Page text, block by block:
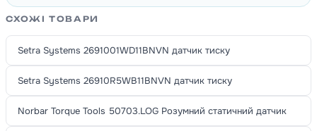
СХОЖІ ТОВАРИ
Setra Systems 2691001WD11BNVN датчик тиску
Setra Systems 26910R5WB11BNVN датчик тиску
Norbar Torque Tools 50703.LOG Розумний статичний датчик